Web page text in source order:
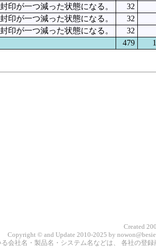
印が一つ減った状態になる。 32
印が一つ減った状態になる。 32
印が一つ減った状態になる。 32
479 1
Created
Copyright © and Update 2010-2025 by
会社名・製品名・システム名などは、 各社の登録